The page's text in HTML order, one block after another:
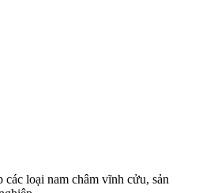
loại nam châm vĩnh cửu, sản